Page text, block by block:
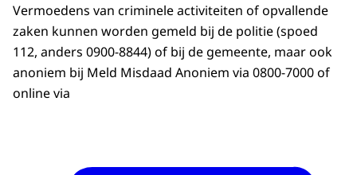
Vermoedens van criminele activiteiten of opvallende
zaken kunnen worden gemeld bij de politie (spoed
112, anders 0900-8844) of bij de gemeente, maar ook
anoniem bij Meld Misdaad Anoniem via 0800-7000 of
online via